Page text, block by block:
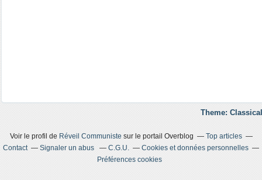
Theme:
Voir le profil de Réveil Communiste sur le portail Overblog
Top articles
Contact
Signaler un abus C.G.U.
Cookies et données personnelles
Préférences cookies